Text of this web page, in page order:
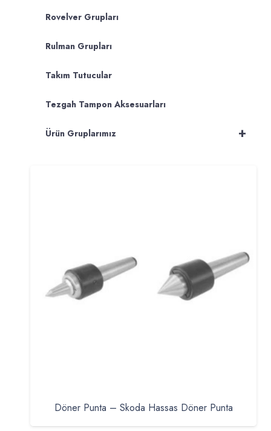
Rovelver Grupları
Rulman Grupları
Takım Tutucular
Tezgah Tampon Aksesuarları
+
Ürün Gruplarımız
Döner Punta – Skoda Hassas Döner Punta